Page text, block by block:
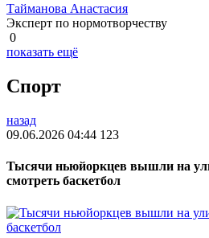
Тайманова Анастасия
Эксперт по нормотворчеству
0
показать ещё
Спорт
назад
09.06.2026 04:44 123
Тысячи ньюйоркцев вышли на
смотреть баскетбол